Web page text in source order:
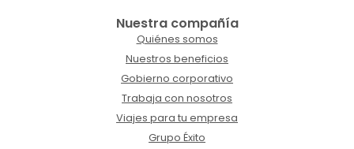
Nuestra compañía
Quiénes somos
Nuestros beneficios
Gobierno corporativo
Trabaja con nosotros
Viajes para tu empresa
Grupo Éxito